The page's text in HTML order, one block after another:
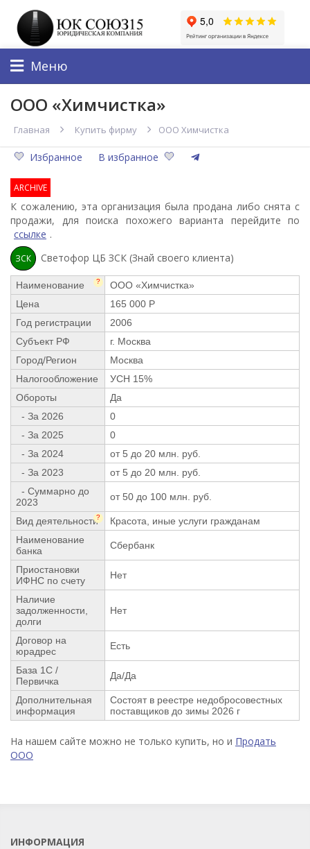
Меню
ООО «Химчистка»
Главная Купить фирму ООО Химчистка
Избранное В избранное
ARCHIVE
К сожалению, эта организация была продана либо снята с
продажи, для поиска похожего варианта перейдите по
ссылке .
ЗСК Светофор ЦБ ЗСК (Знай своего клиента)
Наименование ?
ООО «Химчистка»
Цена
165 000 Р
Год регистрации
2006
Субъект РФ
г. Москва
Город/Регион
Москва
Налогообложение
УСН 15%
Обороты
Да
- За 2026
0
- За 2025
0
- За 2024
от 5 до 20 млн. руб.
- За 2023
от 5 до 20 млн. руб.
- Суммарно до
2023
от 50 до 100 млн. руб.
Вид деятельности?
Красота, иные услуги гражданам
Наименование
банка
Сбербанк
Приостановки
ИФНС по счету
Нет
Наличие
задолженности,
долги
Нет
Договор на
юрадрес
Есть
База 1С /
Первичка
Да/Да
Дополнительная
информация
Состоят в реестре недобросовестных
поставщиков до зимы 2026 г
На нашем сайте можно не только купить, но и Продать
ООО
ИНФОРМАЦИЯ